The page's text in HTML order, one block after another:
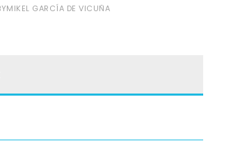
MIKEL GARCÍA DE VICUÑA